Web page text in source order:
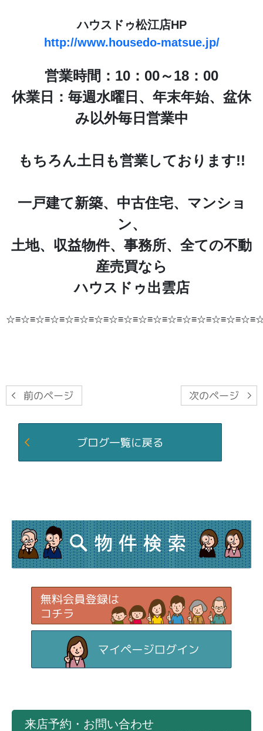
ハウスドゥ松江店HP
http://www.housedo-matsue.jp/
営業時間：10：00～18：00
休業日：毎週水曜日、年末年始、盆休
み以外毎日営業中
もちろん土日も営業しております!!
一戸建て新築、中古住宅、マンショ
ン、
土地、収益物件、事務所、全ての不動
産売買なら
ハウスドゥ出雲店
来店予約・お問い合わせ